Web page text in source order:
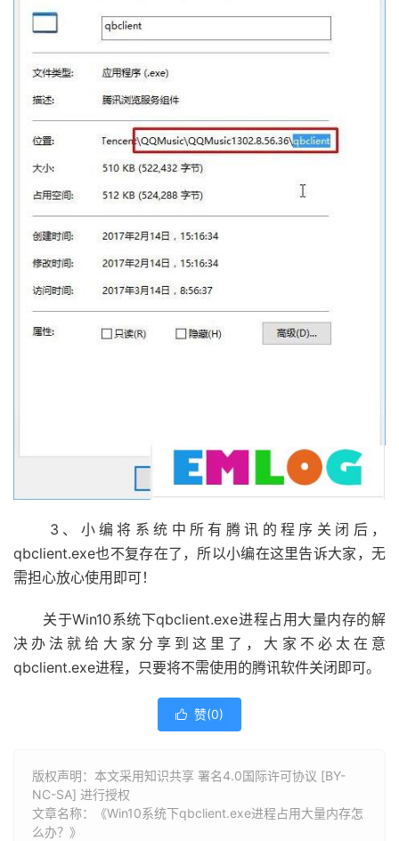
3、小编将系统中所有腾讯的程序关闭后，
qbclient.exe也不复存在了，所以小编在这里告诉大家，无
需担心放心使用即可！
关于Win10系统下qbclient.exe进程占用大量内存的解
决办法就给大家分享到这里了，大家不必太在意
qbclient.exe进程，只要将不需使用的腾讯软件关闭即可。
 赞(0)
版权声明：本文采用知识共享 署名4.0国际许可协议 [BY-
NC-SA] 进行授权
文章名称：《Win10系统下qbclient.exe进程占用大量内存怎
么办？》